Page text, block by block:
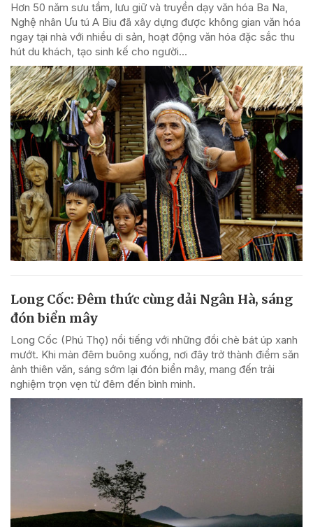
Hơn 50 năm sưu tầm, lưu giữ và truyền dạy văn hóa Ba Na,
Nghệ nhân Ưu tú A Biu đã xây dựng được không gian văn hóa
ngay tại nhà với nhiều di sản, hoạt động văn hóa đặc sắc thu
hút du khách, tạo sinh kế cho người...
Long Cốc: Đêm thức cùng dải Ngân Hà, sáng
đón biển mây
Long Cốc (Phú Thọ) nổi tiếng với những đồi chè bát úp xanh
mướt. Khi màn đêm buông xuống, nơi đây trở thành điểm săn
ảnh thiên văn, sáng sớm lại đón biển mây, mang đến trải
nghiệm trọn vẹn từ đêm đến bình minh.